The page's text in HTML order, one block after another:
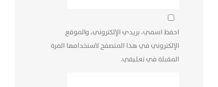
احفظ اسمي، بريدي الإلكتروني، والموقع
الإلكتروني في هذا المتصفح لاستخدامها المرة
المقبلة في تعليقي.